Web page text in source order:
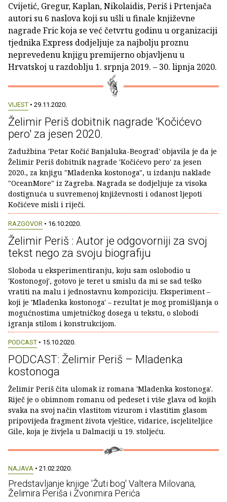
Cvijetić, Gregur, Kaplan, Nikolaidis, Periš i Prtenjača
autori su 6 naslova koji su ušli u finale književne
nagrade Fric koja se već četvrtu godinu u organizaciji
tjednika Express dodjeljuje za najbolju proznu
neprevedenu knjigu premijerno objavljenu u
Hrvatskoj u razdoblju 1. srpnja 2019. – 30. lipnja 2020.
VIJEST • 29.11.2020.
Želimir Periš dobitnik nagrade 'Kočićevo
pero' za jesen 2020.
Zadužbina 'Petar Kočić Banjaluka-Beograd' objavila je da je
Želimir Periš dobitnik nagrade 'Kočićevo pero' za jesen
2020., za knjigu "Mladenka kostonoga", u izdanju naklade
"OceanMore" iz Zagreba. Nagrada se dodjeljuje za visoka
dostignuća u suvremenoj književnosti i odanost ljepoti
Kočićeve misli i riječi.
RAZGOVOR • 16.10.2020.
Želimir Periš : Autor je odgovorniji za svoj
tekst nego za svoju biografiju
Sloboda u eksperimentiranju, koju sam oslobodio u
'Kostonogoj', gotovo je teret u smislu da mi se sad teško
vratiti na malu i jednostavnu kompoziciju. Eksperiment –
koji je 'Mladenka kostonoga' – rezultat je mog promišljanja o
mogućnostima umjetničkog dosega u tekstu, o slobodi
igranja stilom i konstrukcijom.
PODCAST • 15.10.2020.
PODCAST: Želimir Periš – Mladenka
kostonoga
Želimir Periš čita ulomak iz romana 'Mladenka kostonoga'.
Riječ je o obimnom romanu od pedeset i više glava od kojih
svaka na svoj način vlastitom vizurom i vlastitim glasom
pripovijeda fragment života vještice, vidarice, iscjeliteljice
Gile, koja je živjela u Dalmaciji u 19. stoljeću.
NAJAVA • 21.02.2020.
Predstavljanje knjige 'Žuti bog' Valtera Milovana,
Želimira Periša i Zvonimira Perića